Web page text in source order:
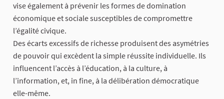
vise également à prévenir les formes de domination
économique et sociale susceptibles de compromettre
l’égalité civique.
Des écarts excessifs de richesse produisent des asymétries
de pouvoir qui excèdent la simple réussite individuelle. Ils
influencent l’accès à l’éducation, à la culture, à
l’information, et, in fine, à la délibération démocratique
elle-même.